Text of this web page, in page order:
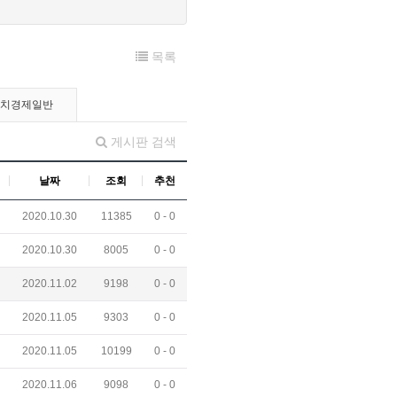
목록
경제일반
게시판 검색
날짜 조회 추천
2020.10.30 11385 0 - 0
2020.10.30 8005 0 - 0
2020.11.02 9198 0 - 0
2020.11.05 9303 0 - 0
2020.11.05 10199 0 - 0
2020.11.06 9098 0 - 0